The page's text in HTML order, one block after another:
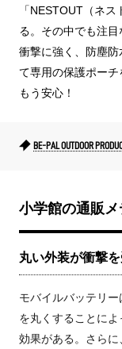
「NESTOUT（ネ
る。その中でも注
衝撃に強く、防塵
て専用の保護ポー
もう安心！
BE-PAL OUTDOOR
小学館の通販メ
丸い外装が衝撃
モバイルバッテリ
を丸くすることに
効果がある。さら